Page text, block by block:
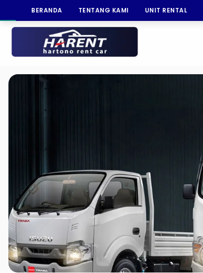
BERANDA TENTANG KAMI UNIT RENTAL